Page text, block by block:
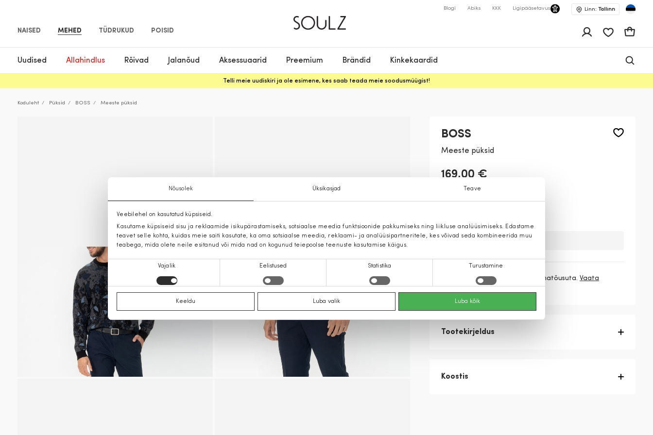
Nõusolek Üksikasjad Teave
Veebilehel on kasutatud küpsiseid.
Kasutame küpsiseid sisu ja reklaamide isikupärastamiseks, sotsiaalse meedia funktsioonide pakkumiseks ning liikluse analüüsimiseks. Edastame
teavet selle kohta, kuidas meie saiti kasutate, ka oma sotsiaalse meedia, reklaami- ja analüüsipartneritele, kes võivad seda kombineerida muu
teabega, mida olete neile esitanud või mida nad on kogunud teiepoolse teenuste kasutamise käigus.
Nõusoleku
Vajalik Eelistused Statistika Turustamine
Keeldu Luba valik Luba kõik
NAISED MEHED TÜDRUKUD POISID
Blogi Abiks KKK Ligipääsetavus Linn: Tallinn
Uudised Allahindlus Rõivad Jalanõud Aksessuaarid Preemium Brändid Kinkekaardid
Telli meie uudiskiri ja ole esimene, kes saab teada meie soodusmüügist!
Koduleht Püksid BOSS Meeste püksid
BOSS
Meeste püksid
169,00 €
56,33 € / kuu ilma hinnatõusuta. Vaata
rohkem
Tootekirjeldus
Koostis